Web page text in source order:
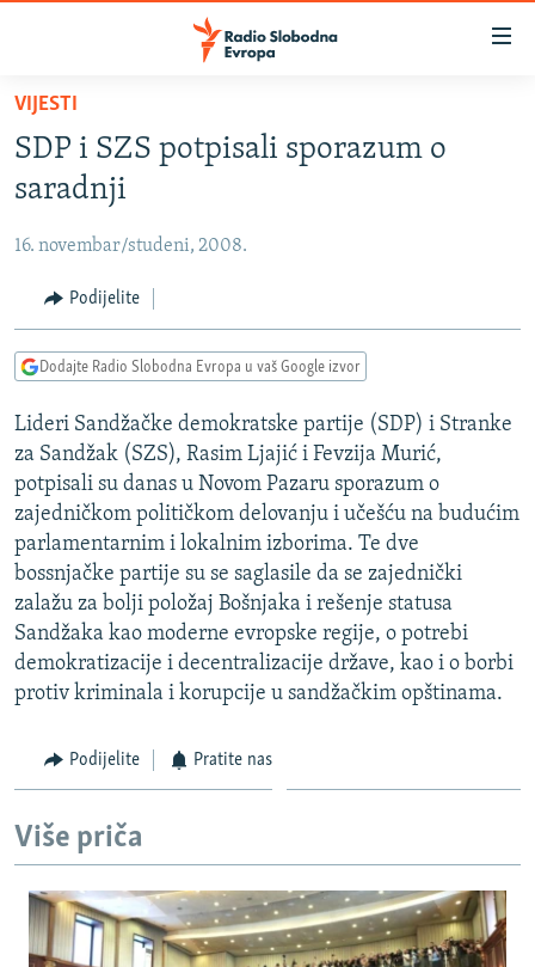
Pređite
glavni
sadržaj
na
navigaciju
Pređite
na
BOSNA I HERCEGOVINA
KOSOVO
CRNA GORA
VIDEO
FOTOGALERIJE
INFOGRAFIKE
PODCASTI
RAT U UKRAJINI
KINA NA BALKANU
RSE PRIČE IZ SVIJETA
ISPRIČAJ MI
DNEVNO@RSE
SPECIJALI RSE
VIŠE OD NASLOVA
POPLAVE I KLIZIŠTA U BIH 2024.
POST SCRIPTUM
MOJA EVROPA
TRI DECENIJE OD RATA U BIH
Sve RFE/RL stranice
VIJESTI
SDP i SZS potpisali sporazum o
saradnji
16. novembar/studeni, 2008.
Podijelite
Dodajte Radio Slobodna Evropa u vaš Google izvor
Lideri Sandžačke demokratske partije (SDP) i Stranke
za Sandžak (SZS), Rasim Ljajić i Fevzija Murić,
potpisali su danas u Novom Pazaru sporazum o
zajedničkom političkom delovanju i učešću na budućim
parlamentarnim i lokalnim izborima. Te dve
bossnjačke partije su se saglasile da se zajednički
zalažu za bolji položaj Bošnjaka i rešenje statusa
Sandžaka kao moderne evropske regije, o potrebi
demokratizacije i decentralizacije države, kao i o borbi
protiv kriminala i korupcije u sandžačkim opštinama.
Podijelite Pratite nas
Više priča